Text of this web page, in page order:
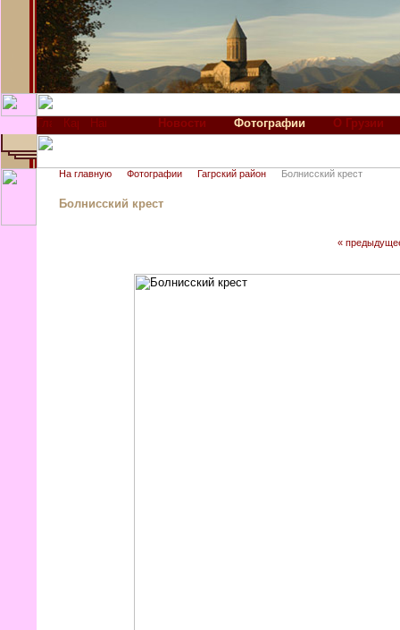
Новости Фотографии О Грузии
На главную Фотографии Гагрский район Болнисский крест
Болнисский крест
«